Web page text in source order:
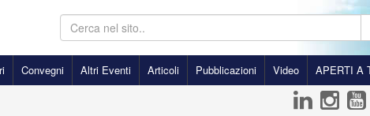
Convegni Altri Eventi Articoli Pubblicazioni Video APERTI A